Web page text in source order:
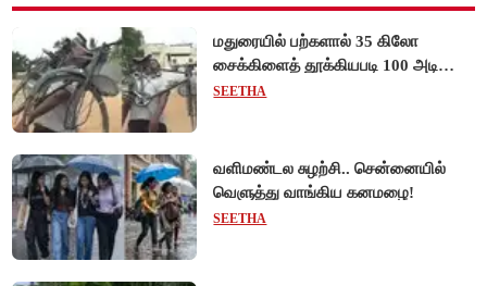
மதுரையில் பற்களால் 35 கிலோ
சைக்கிளைத் தூக்கியபடி 100 அடி
நடந்து சென்று முன்னாள் ராணுவ வீரர்
SEETHA
வளிமண்டல சுழற்சி.. சென்னையில்
வெளுத்து வாங்கிய கனமழை!
SEETHA